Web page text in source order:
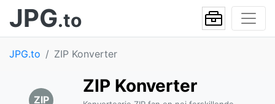
JPG.to
JPG.to ZIP Konverter
ZIP
ZIP Konverter